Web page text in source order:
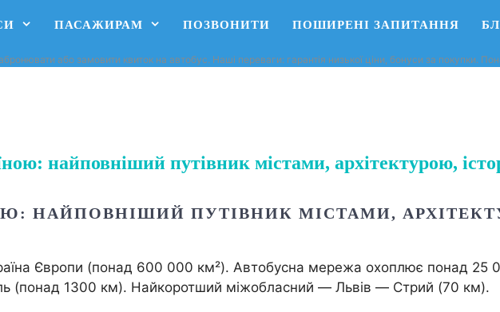
ПАСАЖИРАМ ПОЗВОНИТИ ПОШИРЕНІ ЗАПИТАННЯ
або замовити квиток на автобус. Наші переваги: ​​гарантія низької ціни, бонуси за покупки.
найповніший путівник містами, архітектурою,
НАЙПОВНІШИЙ ПУТІВНИК МІСТАМИ,
Європи (понад 600 000 км²). Автобусна мережа охоплює понад 25
(понад 1300 км). Найкоротший міжобласний — Львів — Стрий (70 км).